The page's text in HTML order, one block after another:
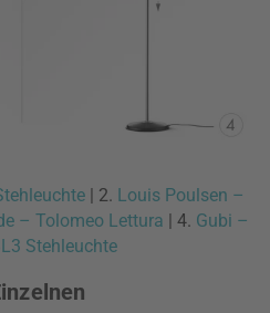
| 2. Louis Poulsen –
– Tolomeo Lettura | 4. Gubi –
Stehleuchte